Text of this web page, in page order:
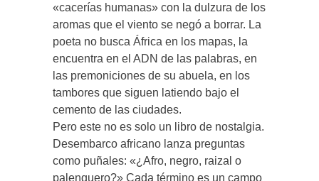
«cacerías humanas» con la dulzura de los
aromas que el viento se negó a borrar. La
poeta no busca África en los mapas, la
encuentra en el ADN de las palabras, en
las premoniciones de su abuela, en los
tambores que siguen latiendo bajo el
cemento de las ciudades.
Pero este no es solo un libro de nostalgia.
Desembarco africano lanza preguntas
como puñales: «¿Afro, negro, raizal o
palenquero?» Cada término es un campo